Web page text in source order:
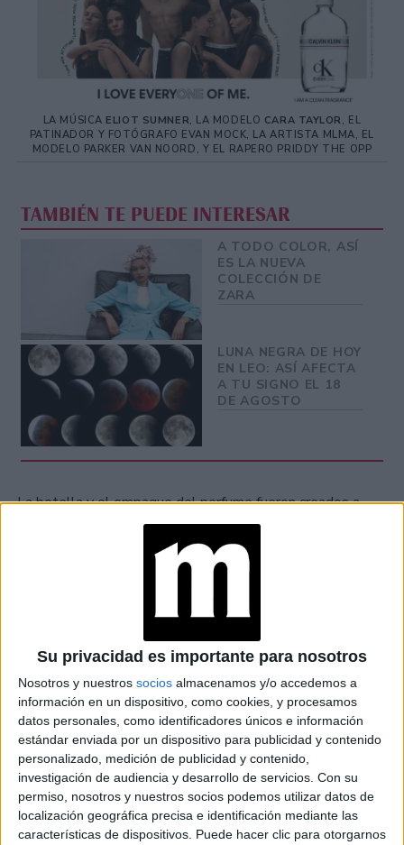
Su privacidad es importante para nosotros
Nosotros y nuestros socios almacenamos y/o accedemos a
información en un dispositivo, como cookies, y procesamos
datos personales, como identificadores únicos e información
estándar enviada por un dispositivo para publicidad y contenido
personalizado, medición de publicidad y contenido,
investigación de audiencia y desarrollo de servicios. Con su
permiso, nosotros y nuestros socios podemos utilizar datos de
localización geográfica precisa e identificación mediante las
características de dispositivos. Puede hacer clic para otorgarnos
LA MÚSICA ELIOT SUMNER, LA MODELO CARA TAYLOR , EL
PATINADOR Y FOTÓGRAFO EVAN MOCK, LA ARTISTA MLMA, EL
MODELO PARKER VAN NOORD, Y EL RAPERO PRIDDY THE OPP
TAMBIÉN TE PUEDE INTERESAR
A TODO COLOR, ASÍ
ES LA NUEVA
COLECCIÓN DE
ZARA
LUNA NEGRA DE HOY
EN LEO: ASÍ AFECTA
A TU SIGNO EL 18
DE AGOSTO
La botella y el empaque del perfume fueron creados a
materiales reciclados. Mientras que la botella
de vidrio transparente cuenta con un 10 por ciento de
ellos, y es reciclable si se extrae la bomba y el elástico,
no está a la venta en Argentina
encontrar a partir de septiembre y su valor rondará los 7
mil pesos.
at Redacción Marie Claire
GALERÍA DE IMÁGENES